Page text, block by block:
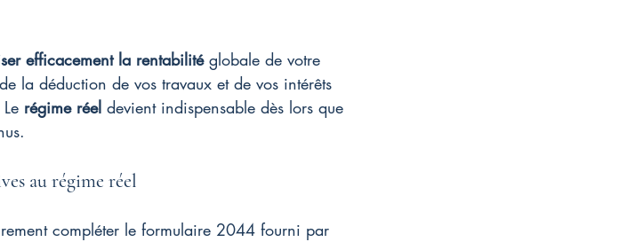
efficacement la rentabilité globale de votre
la déduction de vos travaux et de vos intérêts
régime réel devient indispensable dès lors que
au régime réel
compléter le formulaire 2044 fourni par